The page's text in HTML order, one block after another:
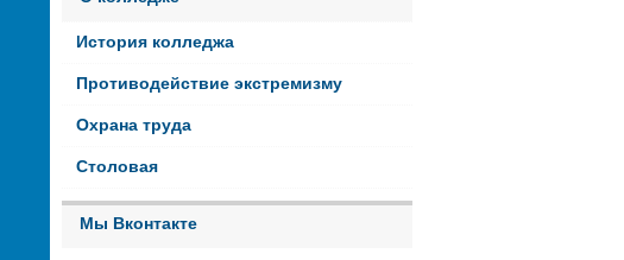
История колледжа
Противодействие экстремизму
Охрана труда
Столовая
Мы Вконтакте